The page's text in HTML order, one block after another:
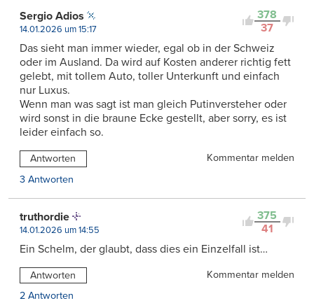
378
37
Sergio Adios
14.01.2026 um 15:17
Das sieht man immer wieder, egal ob in der Schweiz
oder im Ausland. Da wird auf Kosten anderer richtig fett
gelebt, mit tollem Auto, toller Unterkunft und einfach
nur Luxus.
Wenn man was sagt ist man gleich Putinversteher oder
wird sonst in die braune Ecke gestellt, aber sorry, es ist
leider einfach so.
Antworten
Kommentar melden
3 Antworten
375
41
truthordie
14.01.2026 um 14:55
Ein Schelm, der glaubt, dass dies ein Einzelfall ist…
Antworten
Kommentar melden
2 Antworten